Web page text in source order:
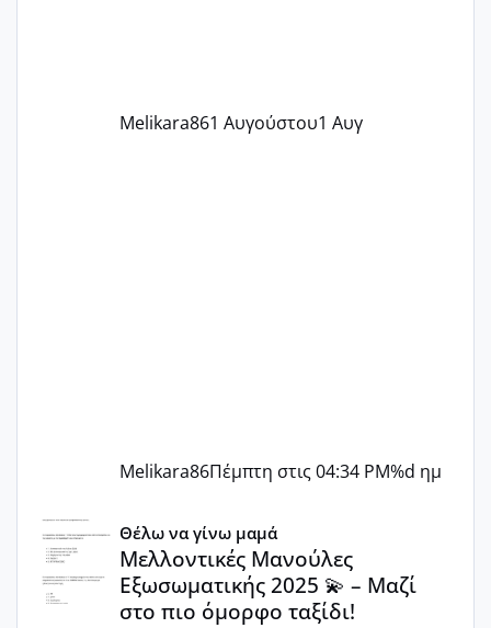
Melikara861 Αυγούστου1 Αυγ
Melikara86Πέμπτη στις 04:34 PM%d ημ
Μελλοντικές Μανούλες Εξωσωματικής 2025 💫 – Μαζί
Θέλω να γίνω μαμά
Μελλοντικές Μανούλες
Εξωσωματικής 2025 💫 – Μαζί
στο πιο όμορφο ταξίδι!